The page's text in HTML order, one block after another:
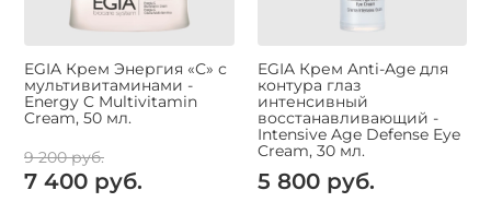
EGIA Крем Энергия «С» с
мультивитаминами -
Energy C Multivitamin
Cream, 50 мл.
9 200 руб.
7 400 руб.
EGIA Крем Anti-Age для
контура глаз
интенсивный
восстанавливающий -
Intensive Age Defense Eye
Cream, 30 мл.
5 800 руб.